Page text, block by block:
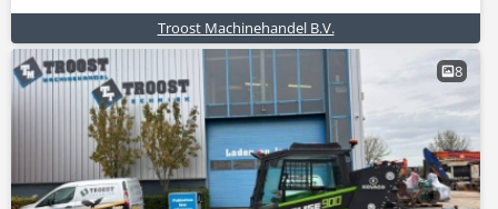
Troost Machinehandel B.V.
8